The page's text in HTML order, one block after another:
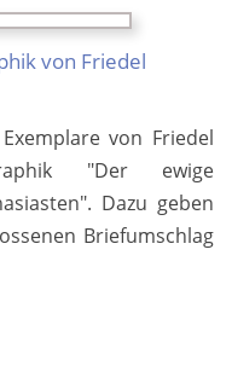
von Friedel
von Friedel
"Der ewige
Dazu geben
Briefumschlag